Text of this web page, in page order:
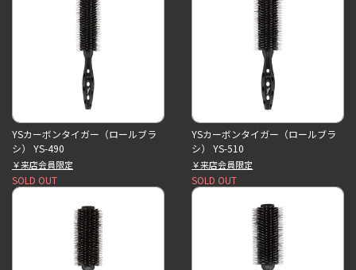
YSカーボンタイガー（ロールブラ
シ） YS-490
￥来店会員限定
SOLD OUT
YSカーボンタイガー（ロールブラ
シ） YS-510
￥来店会員限定
SOLD OUT